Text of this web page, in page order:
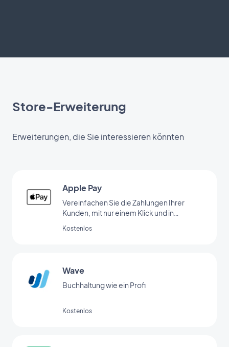
Store-Erweiterung
Erweiterungen, die Sie interessieren könnten
Apple Pay
Vereinfachen Sie die Zahlungen Ihrer
Kunden, mit nur einem Klick und in
Kostenlos
Wave
Buchhaltung wie ein Profi
Kostenlos